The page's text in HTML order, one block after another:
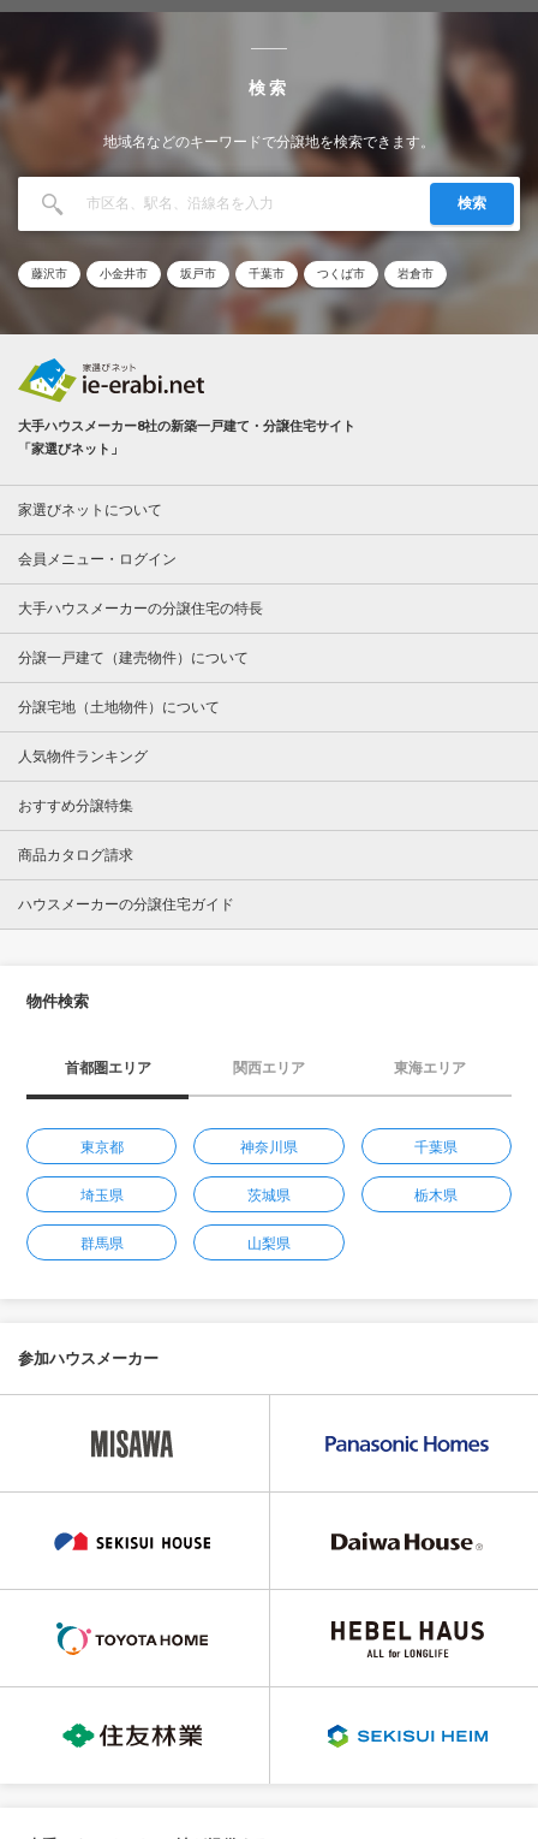
検索
地域名などのキーワードで分譲地を検索できます。
検索
藤沢市 小金井市 坂戸市 千葉市 つくば市 岩倉市
大手ハウスメーカー8社の新築一戸建て・分譲住宅サイト
「家選びネット」
家選びネットについて
会員メニュー・ログイン
大手ハウスメーカーの分譲住宅の特長
分譲一戸建て（建売物件）について
分譲宅地（土地物件）について
人気物件ランキング
おすすめ分譲特集
商品カタログ請求
ハウスメーカーの分譲住宅ガイド
物件検索
首都圏エリア 関西エリア 東海エリア
東京都 神奈川県 千葉県
埼玉県 茨城県 栃木県
群馬県 山梨県
参加ハウスメーカー